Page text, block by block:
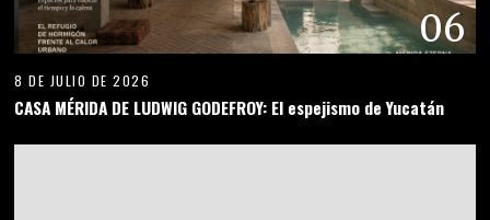
06
8 DE JULIO DE 2026
CASA MÉRIDA DE LUDWIG GODEFROY: El espejismo de Yucatán